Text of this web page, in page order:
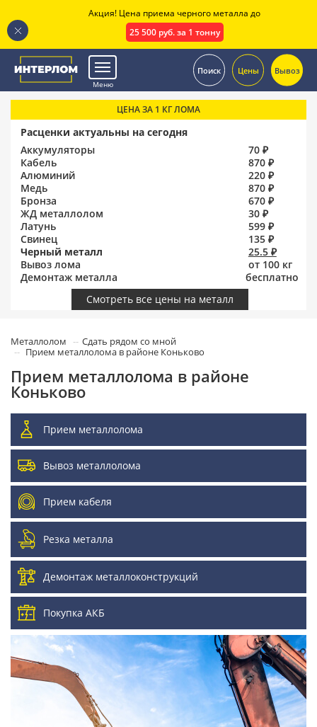
Меню
Поиск Цены Вывоз
ЦЕНА ЗА 1 КГ ЛОМА
Расценки актуальны на сегодня
Аккумуляторы
70 ₽
Кабель
870 ₽
Алюминий
220 ₽
Медь
870 ₽
Бронза
670 ₽
ЖД металлолом
30 ₽
Латунь
599 ₽
Свинец
135 ₽
Черный металл
25.5 ₽
Вывоз лома
от 100 кг
Демонтаж металла
бесплатно
Смотреть все цены на металл
Металлолом
Сдать рядом со мной
Прием металлолома в районе Коньково
Прием металлолома в районе
Коньково
Прием металлолома
Вывоз металлолома
Прием кабеля
Резка металла
Демонтаж металлоконструкций
Покупка АКБ
Акция! Цена приема черного металла до
25 500 руб. за 1 тонну
.